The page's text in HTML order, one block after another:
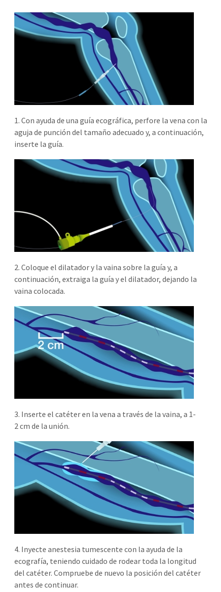
1. Con ayuda de una guía ecográfica, perfore la vena con la
aguja de punción del tamaño adecuado y, a continuación,
inserte la guía.
2. Coloque el dilatador y la vaina sobre la guía y, a
continuación, extraiga la guía y el dilatador, dejando la
vaina colocada.
3. Inserte el catéter en la vena a través de la vaina, a 1-
2 cm de la unión.
4. Inyecte anestesia tumescente con la ayuda de la
ecografía, teniendo cuidado de rodear toda la longitud
del catéter. Compruebe de nuevo la posición del catéter
antes de continuar.